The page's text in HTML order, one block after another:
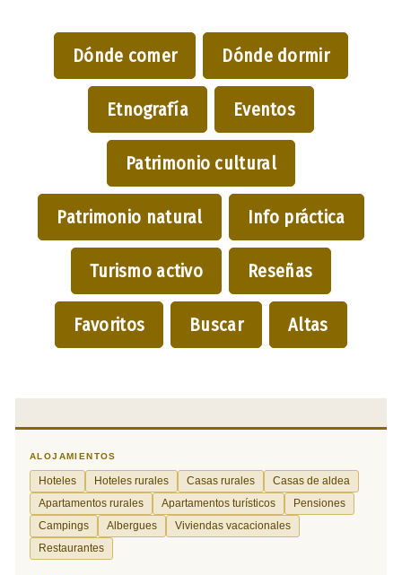
Dónde comer Dónde dormir
Etnografía Eventos
Patrimonio cultural
Patrimonio natural Info práctica
Turismo activo Reseñas
Favoritos Buscar Altas